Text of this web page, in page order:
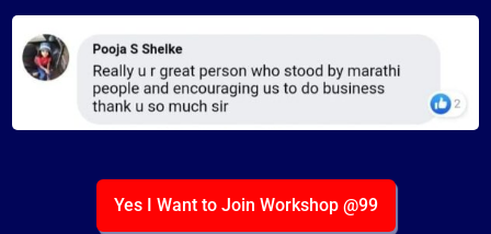
Yes I Want to Join Workshop @99